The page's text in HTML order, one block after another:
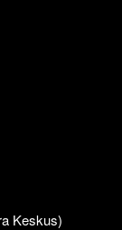
Keskus)